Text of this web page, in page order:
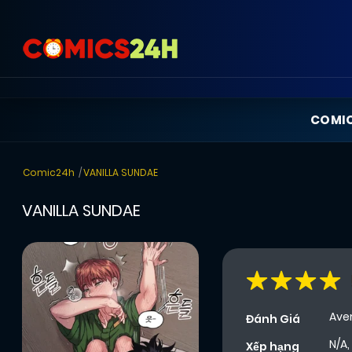
Comic24h VANILLA SUNDAE
VANILLA SUNDAE
Đánh Giá
Xếp hạng
N/